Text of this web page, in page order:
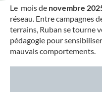
Le mois de novembre
réseau. Entre campagnes
terrains, Ruban se tourne
pédagogie pour
mauvais comportements.